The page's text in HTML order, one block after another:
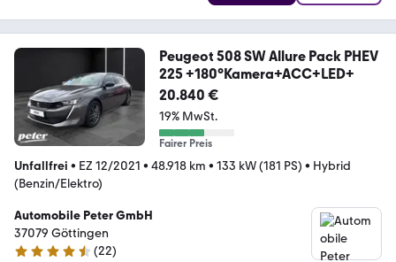
Peugeot 508 SW Allure Pack PHEV
225 +180°Kamera+ACC+LED+
20.840 €
19% MwSt.
Fairer Preis
Unfallfrei • EZ 12/2021 • 48.918 km • 133 kW (181 PS) • Hybrid
(Benzin/Elektro)
Automobile Peter GmbH
37079 Göttingen
4.7 Sterne
(22)